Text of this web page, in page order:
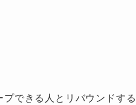
できる人とリバウンドする